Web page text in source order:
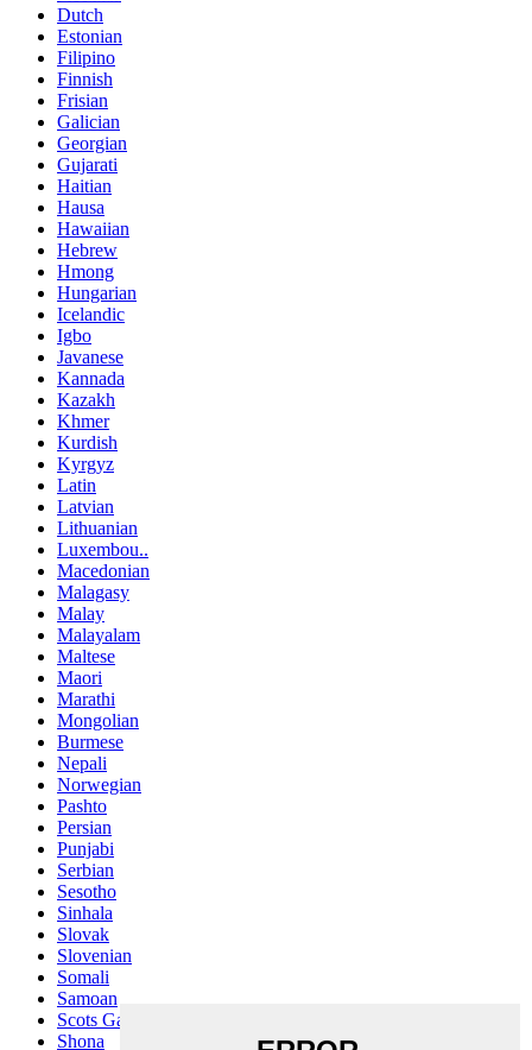
Dutch
Estonian
Filipino
Finnish
Frisian
Galician
Georgian
Gujarati
Haitian
Hausa
Hawaiian
Hebrew
Hmong
Hungarian
Icelandic
Igbo
Javanese
Kannada
Kazakh
Khmer
Kurdish
Kyrgyz
Latin
Latvian
Lithuanian
Luxembou..
Macedonian
Malagasy
Malay
Malayalam
Maltese
Maori
Marathi
Mongolian
Burmese
Nepali
Norwegian
Pashto
Persian
Punjabi
Serbian
Sesotho
Sinhala
Slovak
Slovenian
Somali
Samoan
Scots Gaelic
Shona